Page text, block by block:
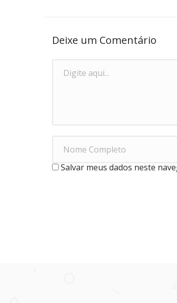
Deixe um Comentário
Salvar meus dados neste